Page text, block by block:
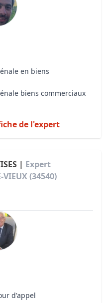
en biens
biens commerciaux
de l'expert
| Expert
(34540)
d'appel